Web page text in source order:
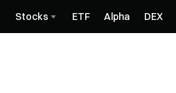
Stocks ETF Alpha DEX